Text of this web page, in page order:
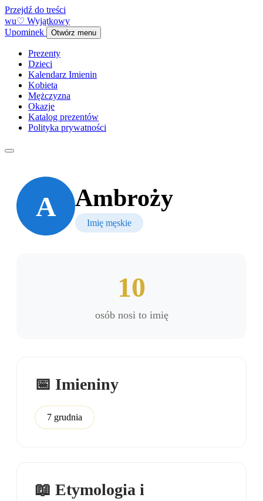
Przejdź do treści
wu♡ Wyjątkowy
Upominek
Otwórz menu
Prezenty
Dzieci
Kalendarz Imienin
Kobieta
Mężczyzna
Okazje
Katalog prezentów
Polityka prywatności
A Ambroży
Imię męskie
10
osób nosi to imię
📅 Imieniny
7 grudnia
📖 Etymologia i